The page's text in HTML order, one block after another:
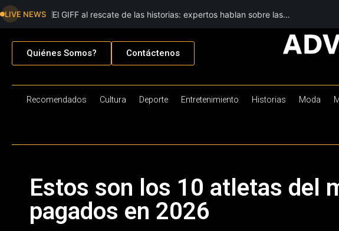
LIVE NEWS
El GIFF al rescate de las historias: expertos hablan sobre las
preocupaciones actuales que rodean las historias en la pantalla
Quiénes Somos? Contáctenos
Recomendados Cultura Deporte Entretenimiento Historias Moda
Estos son los 10 atletas del
pagados en 2026